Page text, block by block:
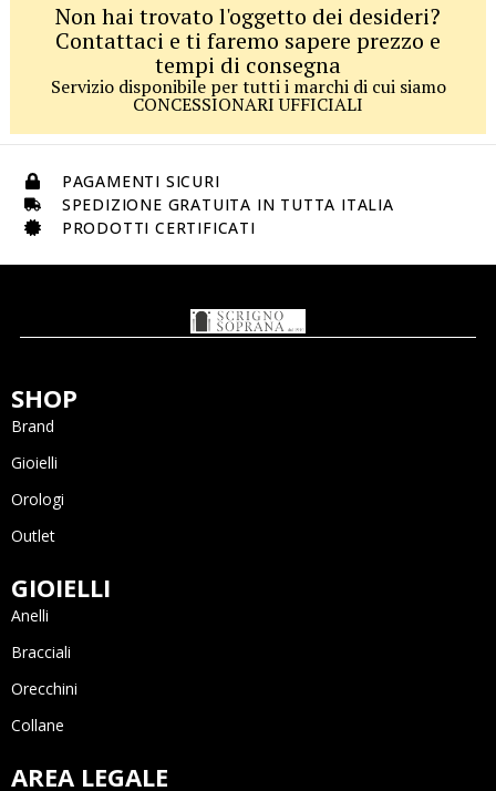
Non hai trovato l'oggetto dei desideri?
Contattaci e ti faremo sapere prezzo e
tempi di consegna
Servizio disponibile per tutti i marchi di cui siamo
CONCESSIONARI UFFICIALI
PAGAMENTI SICURI
SPEDIZIONE GRATUITA IN TUTTA ITALIA
PRODOTTI CERTIFICATI
SHOP
Brand
Gioielli
Orologi
Outlet
GIOIELLI
Anelli
Bracciali
Orecchini
Collane
AREA LEGALE